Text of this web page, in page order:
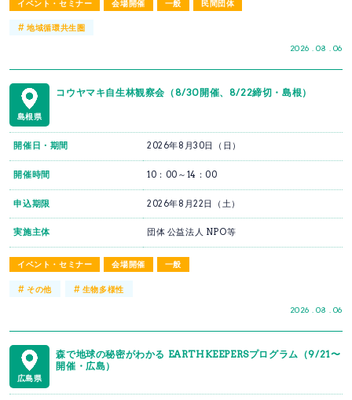
イベント・セミナー 会場開催 一般 民間団体
2026 . 08 . 06
#地域循環共生圏
島根県
コウヤマキ自生林観察会（8/30開催、8/22締切・島根）
イベント・セミナー 会場開催 一般
2026 . 08 . 06
開催日・期間 2026年8月30日（日）
開催時間 10：00～14：00
申込期限 2026年8月22日（土）
実施主体 団体 公益法人 NPO等
#その他 # 生物多様性
広島県
森で地球の秘密がわかる EARTHKEEPERSプログラム（9/21〜
開催・広島）